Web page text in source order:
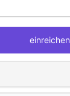
einreichen